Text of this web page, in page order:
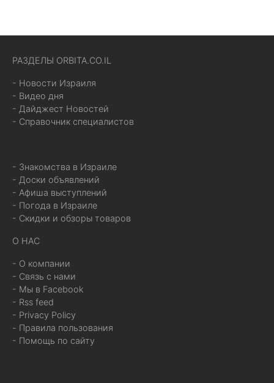
РАЗДЕЛЫ ORBITA.CO.IL
- Новости Израиля
- Видео дня
- Дайджест Новостей
- Справочник специалистов
- Знакомства в Израиле
- Доски объявлений
- Афиша выступлений
- Погода в Израиле
- Скидки и обзоры товаров
О НАС
- О компании
- Связь с нами
- Мы в Facebook
- Rss feed
- Privacy Policy
- Правила пользования
- Помощь по сайту